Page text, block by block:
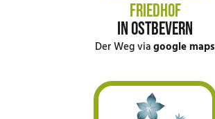
FRIEDHOF
IN OSTBEVERN
Der Weg viagoogle maps